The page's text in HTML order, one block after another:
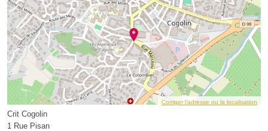
Corriger l’adresse ou la localisation
Crit Cogolin
1 Rue Pisan